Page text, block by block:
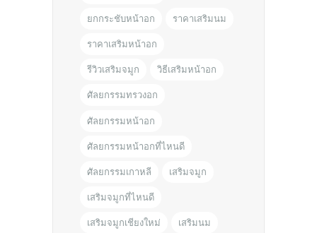
ยกกระชับหน้าอก ราคาเสริมนม
ราคาเสริมหน้าอก
รีวิวเสริมจมูก วิธีเสริมหน้าอก
ศัลยกรรมทรวงอก
ศัลยกรรมหน้าอก
ศัลยกรรมหน้าอกที่ไหนดี
ศัลยกรรมเกาหลี เสริมจมูก
เสริมจมูกที่ไหนดี
เสริมจมูกเชียงใหม่ เสริมนม